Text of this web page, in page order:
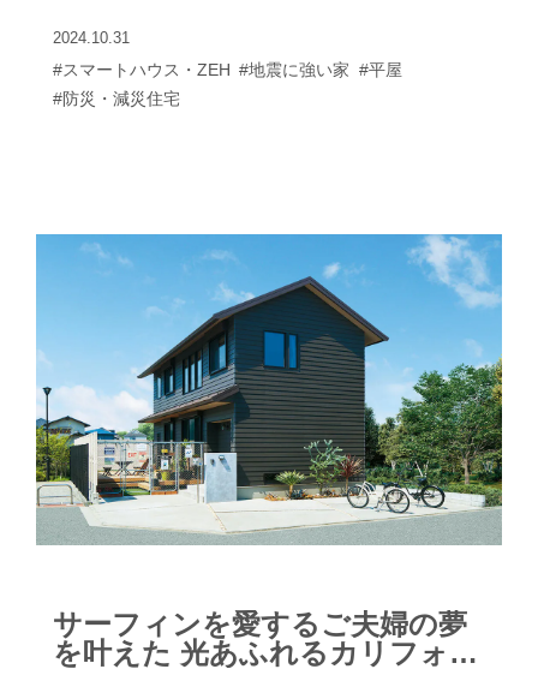
のポイントを具体的に見ていこう。
2024.10.31
#スマートハウス・ZEH #地震に強い家 #平屋
#防災・減災住宅
サーフィンを愛するご夫婦の夢
を叶えた 光あふれるカリフォル